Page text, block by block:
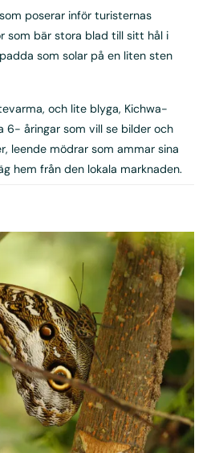
poserar inför turisternas
som bär stora blad till sitt hål i
som solar på en liten sten
och lite blyga, Kichwa-
6- åringar som vill se bilder och
leende mödrar som ammar sina
hem från den lokala marknaden.